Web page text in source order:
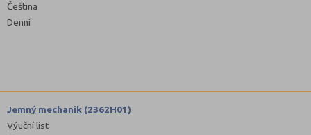
Čeština
Denní
Jemný mechanik (2362H01)
Výuční list